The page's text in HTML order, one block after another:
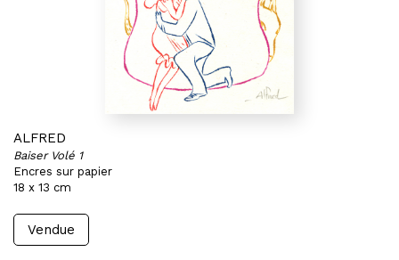
ALFRED
Baiser Volé 1
Encres sur papier
18 x 13 cm
Vendue